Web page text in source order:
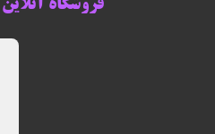
فروشگاه آنلاین